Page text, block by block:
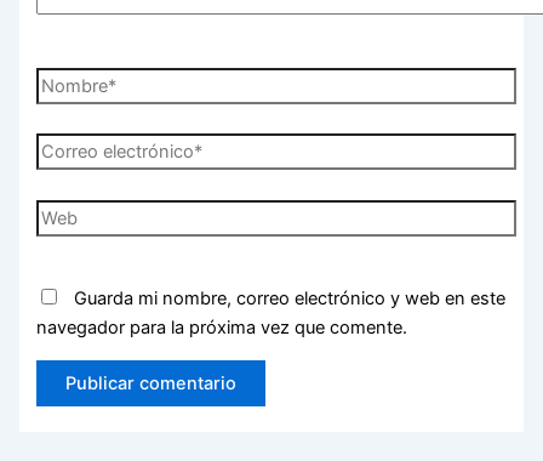
Nombre*
Correo
electrónico*
Web
Guarda mi nombre, correo electrónico y web en este
navegador para la próxima vez que comente.